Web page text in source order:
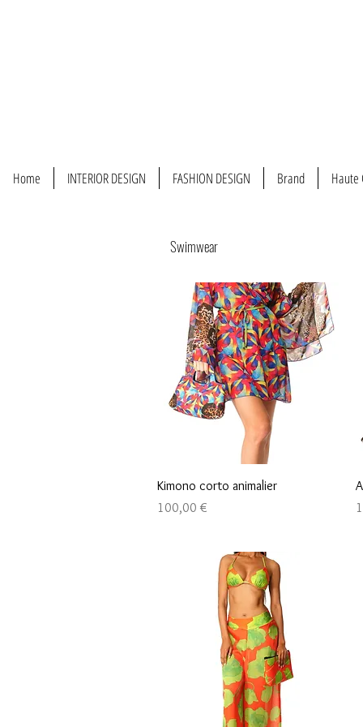
Home INTERIOR DESIGN FASHION DESIGN Brand Haute
Swimwear
Быстрый просмотр
Kimono corto animalier
Цена
100,00 €